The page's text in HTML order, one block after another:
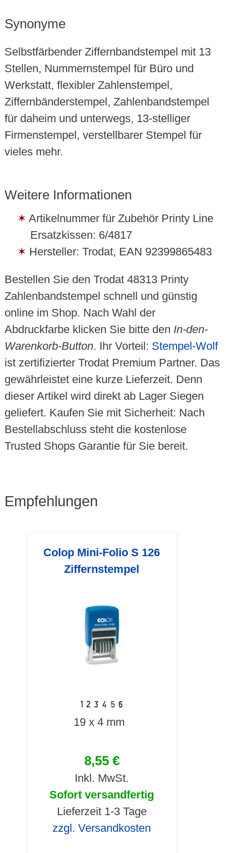
Synonyme
Selbstfärbender Ziffernbandstempel mit 13
Stellen, Nummernstempel für Büro und
Werkstatt, flexibler Zahlenstempel,
Ziffernbänderstempel, Zahlenbandstempel
für daheim und unterwegs, 13-stelliger
Firmenstempel, verstellbarer Stempel für
vieles mehr.
Weitere Informationen
Artikelnummer für Zubehör Printy Line
Ersatzkissen: 6/4817
Hersteller: Trodat, EAN 92399865483
Bestellen Sie den Trodat 48313 Printy
Zahlenbandstempel schnell und günstig
online im Shop. Nach Wahl der
Abdruckfarbe klicken Sie bitte den In-den-
Warenkorb-Button. Ihr Vorteil: Stempel-Wolf
ist zertifizierter Trodat Premium Partner. Das
gewährleistet eine kurze Lieferzeit. Denn
dieser Artikel wird direkt ab Lager Siegen
geliefert. Kaufen Sie mit Sicherheit: Nach
Bestellabschluss steht die kostenlose
Trusted Shops Garantie für Sie bereit.
Empfehlungen
Colop Mini-Folio S 126
Ziffernstempel
19 x 4 mm
8,55 €
Inkl. MwSt.
Sofort versandfertig
Lieferzeit 1-3 Tage
zzgl. Versandkosten